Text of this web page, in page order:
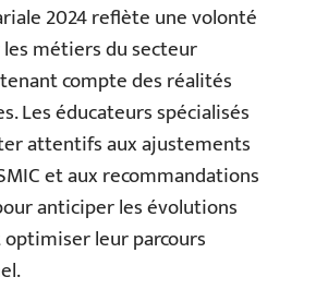
2024 reflète une volonté
métiers du secteur
compte des réalités
Les éducateurs spécialisés
attentifs aux ajustements
et aux recommandations
anticiper les évolutions
leur parcours